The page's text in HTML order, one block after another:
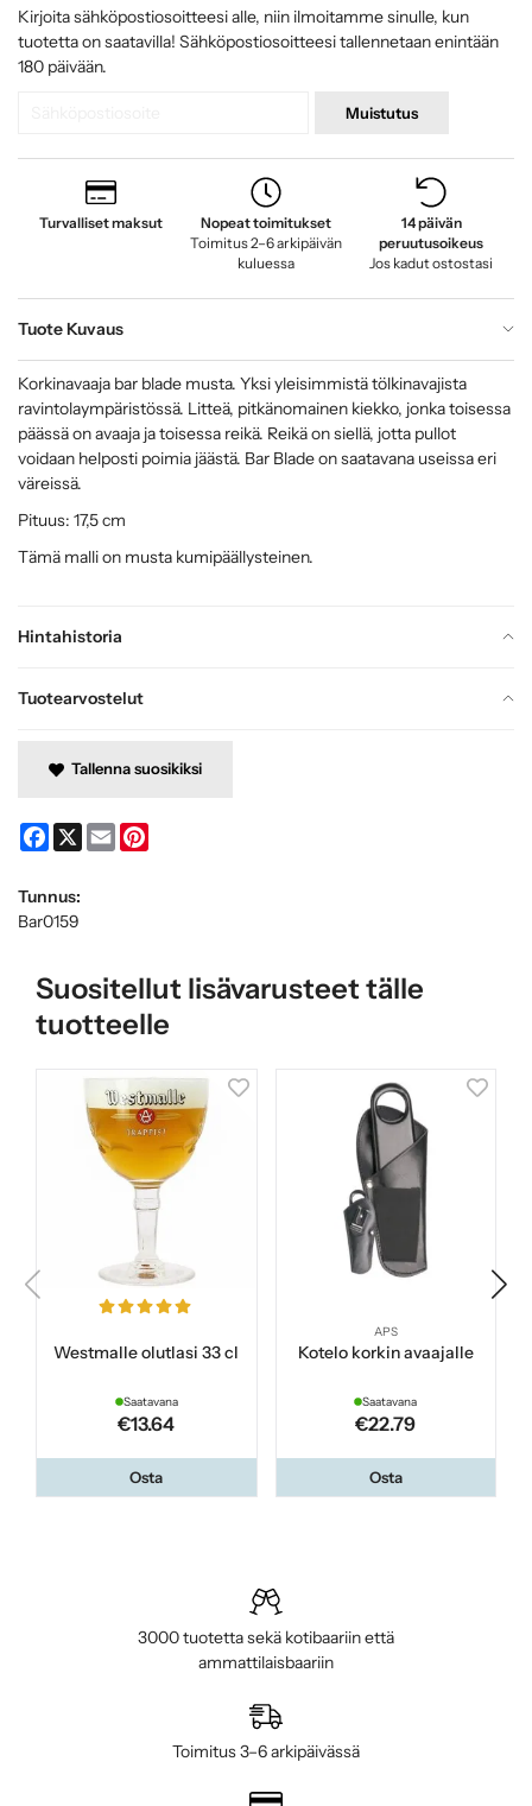
Kirjoita sähköpostiosoitteesi alle, niin ilmoitamme sinulle, kun
tuotetta on saatavilla! Sähköpostiosoitteesi tallennetaan enintään
180 päivään.
Muistutus
Turvalliset maksut
Nopeat toimitukset
Toimitus 2–6 arkipäivän
kuluessa
14 päivän
peruutusoikeus
Jos kadut ostostasi
Tuote Kuvaus
Hintahistoria
Tuotearvostelut
Korkinavaaja bar blade musta. Yksi yleisimmistä tölkinavajista
ravintolaympäristössä. Litteä, pitkänomainen kiekko, jonka toisessa
päässä on avaaja ja toisessa reikä. Reikä on siellä, jotta pullot
voidaan helposti poimia jäästä. Bar Blade on saatavana useissa eri
väreissä.
Pituus: 17,5 cm
Tämä malli on musta kumipäällysteinen.
Tallenna suosikiksi
Facebook
X Email
Tunnus:
Bar0159
Suositellut lisävarusteet tälle
tuotteelle
Westmalle olutlasi 33 cl
Saatavana
€13.64
Osta
APS
Kotelo korkin avaajalle
Saatavana
€22.79
Osta
3000 tuotetta sekä kotibaariin että
ammattilaisbaariin
Toimitus 3–6 arkipäivässä